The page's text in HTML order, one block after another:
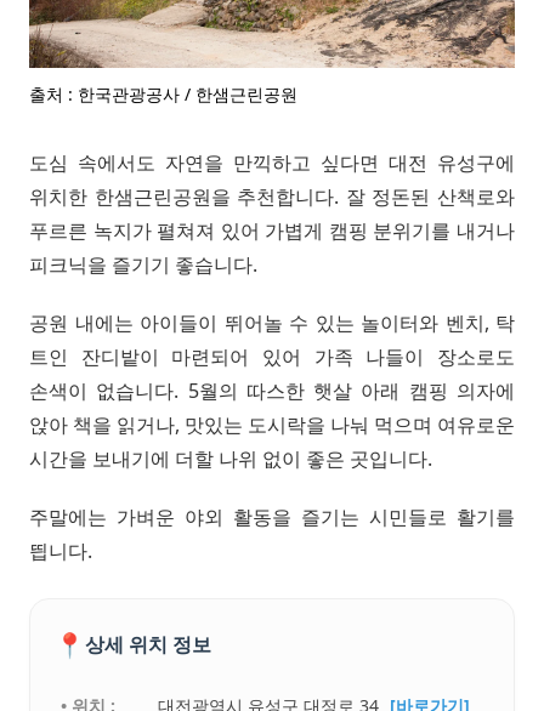
출처 : 한국관광공사 / 한샘근린공원
도심 속에서도 자연을 만끽하고 싶다면 대전 유성구에
위치한 한샘근린공원을 추천합니다. 잘 정돈된 산책로와
푸르른 녹지가 펼쳐져 있어 가볍게 캠핑 분위기를 내거나
피크닉을 즐기기 좋습니다.
공원 내에는 아이들이 뛰어놀 수 있는 놀이터와 벤치, 탁
트인 잔디밭이 마련되어 있어 가족 나들이 장소로도
손색이 없습니다. 5월의 따스한 햇살 아래 캠핑 의자에
앉아 책을 읽거나, 맛있는 도시락을 나눠 먹으며 여유로운
시간을 보내기에 더할 나위 없이 좋은 곳입니다.
주말에는 가벼운 야외 활동을 즐기는 시민들로 활기를
띕니다.
📍 상세 위치 정보
• 위치 : 대전광역시 유성구 대정로 34 [바로가기]